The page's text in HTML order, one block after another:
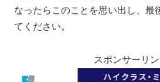
なったらこのことを思い出し、最
てください。
スポンサーリン